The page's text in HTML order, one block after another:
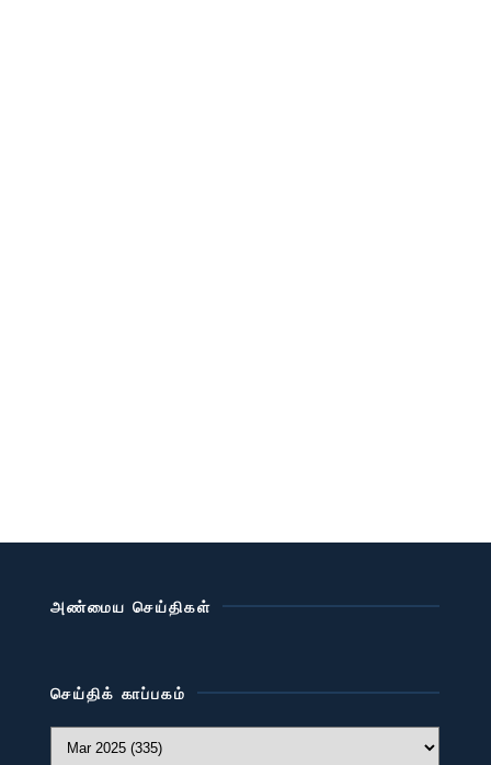
அண்மைய செய்திகள்
செய்திக் காப்பகம்